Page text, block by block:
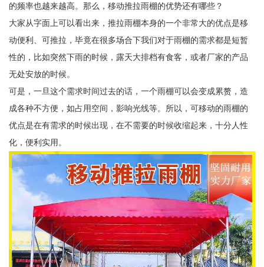
的频率也越来越高。那么，移动推拉雨棚的优势还有哪些？
大家从字面上可以看出来，推拉雨棚本身的一个非常大的优点是移
动便利、可推拉，毕竟在很多场合下我们对于雨棚的需求都是短暂
性的，比如突然下雨的时候，露天大排档有食客，或者厂家的产品
无处安放的时候。
可是，一旦这个需求时间过去的话，一个雨棚可以会变成累赘，造
成各种不方便，如占用空间，影响光线等。所以，可移动的雨棚的
优点是在有需求的时候出现，在不需要的时候收缩起来，十分人性
化，便利实用。